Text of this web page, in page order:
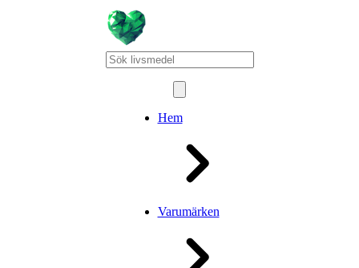
Hem
Varumärken